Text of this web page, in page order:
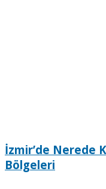
İzmir’de Nerede
Bölgeleri